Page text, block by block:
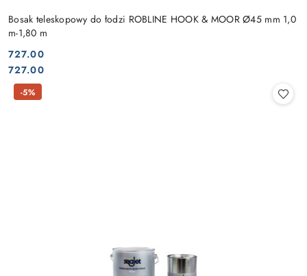
Bosak teleskopowy do łodzi ROBLINE HOOK & MOOR Ø45 mm 1,0
m-1,80 m
Cena:
727.00
Cena:
727.00
-5%